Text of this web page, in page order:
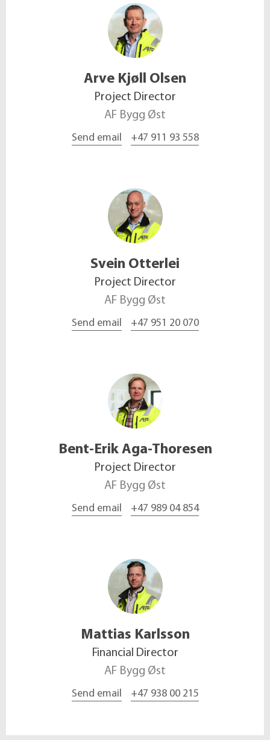
Arve Kjøll Olsen
Project Director
AF Bygg Øst
Send email +47 911 93 558
Svein Otterlei
Project Director
AF Bygg Øst
Send email +47 951 20 070
Bent-Erik Aga-Thoresen
Project Director
AF Bygg Øst
Send email +47 989 04 854
Mattias Karlsson
Financial Director
AF Bygg Øst
Send email +47 938 00 215